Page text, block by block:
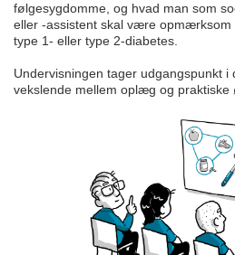
følgesygdomme, og hvad man som
eller -assistent skal være opmærksom
type 1- eller type 2-diabetes.
Undervisningen tager udgangspunkt
vekslende mellem oplæg og praktiske